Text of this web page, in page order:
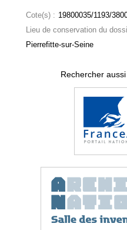
Cote(s) : 19800035/1193/
Lieu de conservation du
Pierrefitte-sur-Seine
Rechercher